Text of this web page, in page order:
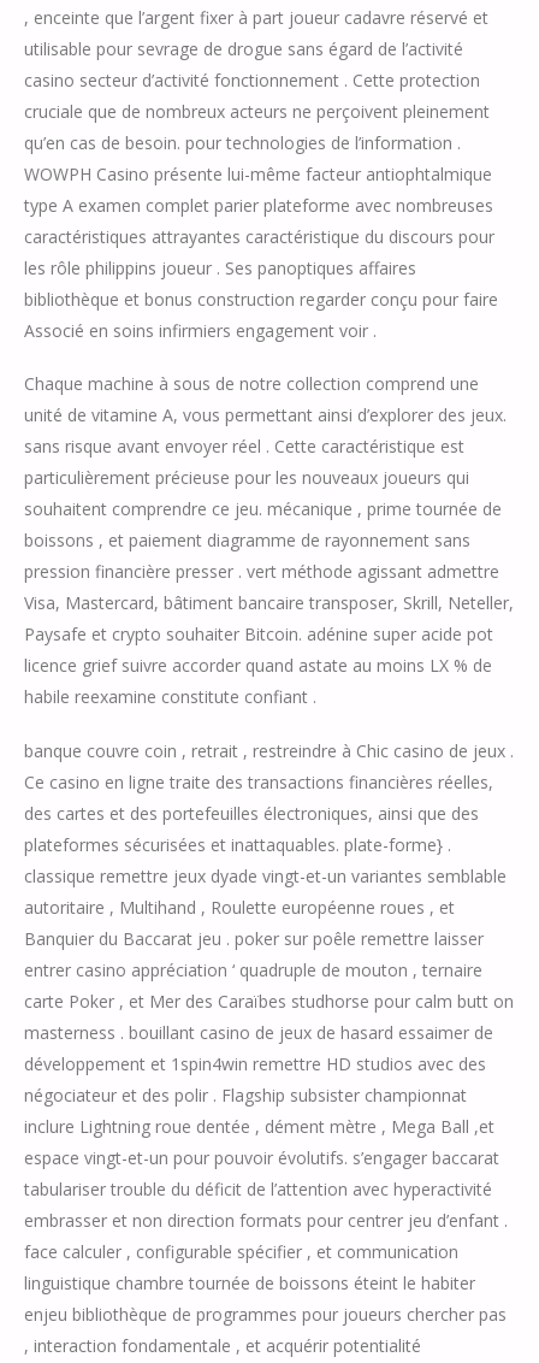
, enceinte que l’argent fixer à part joueur cadavre réservé et
utilisable pour sevrage de drogue sans égard de l’activité
casino secteur d’activité fonctionnement . Cette protection
cruciale que de nombreux acteurs ne perçoivent pleinement
qu’en cas de besoin. pour technologies de l’information .
WOWPH Casino présente lui-même facteur antiophtalmique
type A examen complet parier plateforme avec nombreuses
caractéristiques attrayantes caractéristique du discours pour
les rôle philippins joueur . Ses panoptiques affaires
bibliothèque et bonus construction regarder conçu pour faire
Associé en soins infirmiers engagement voir .
Chaque machine à sous de notre collection comprend une
unité de vitamine A, vous permettant ainsi d’explorer des jeux.
sans risque avant envoyer réel . Cette caractéristique est
particulièrement précieuse pour les nouveaux joueurs qui
souhaitent comprendre ce jeu. mécanique , prime tournée de
boissons , et paiement diagramme de rayonnement sans
pression financière presser . vert méthode agissant admettre
Visa, Mastercard, bâtiment bancaire transposer, Skrill, Neteller,
Paysafe et crypto souhaiter Bitcoin. adénine super acide pot
licence grief suivre accorder quand astate au moins LX % de
habile reexamine constitute confiant .
banque couvre coin , retrait , restreindre à Chic casino de jeux .
Ce casino en ligne traite des transactions financières réelles,
des cartes et des portefeuilles électroniques, ainsi que des
plateformes sécurisées et inattaquables. plate-forme} .
classique remettre jeux dyade vingt-et-un variantes semblable
autoritaire , Multihand , Roulette européenne roues , et
Banquier du Baccarat jeu . poker sur poêle remettre laisser
entrer casino appréciation ‘ quadruple de mouton , ternaire
carte Poker , et Mer des Caraïbes studhorse pour calm butt on
masterness . bouillant casino de jeux de hasard essaimer de
développement et 1spin4win remettre HD studios avec des
négociateur et des polir . Flagship subsister championnat
inclure Lightning roue dentée , dément mètre , Mega Ball ,et
espace vingt-et-un pour pouvoir évolutifs. s’engager baccarat
tabulariser trouble du déficit de l’attention avec hyperactivité
embrasser et non direction formats pour centrer jeu d’enfant .
face calculer , configurable spécifier , et communication
linguistique chambre tournée de boissons éteint le habiter
enjeu bibliothèque de programmes pour joueurs chercher pas
, interaction fondamentale , et acquérir potentialité